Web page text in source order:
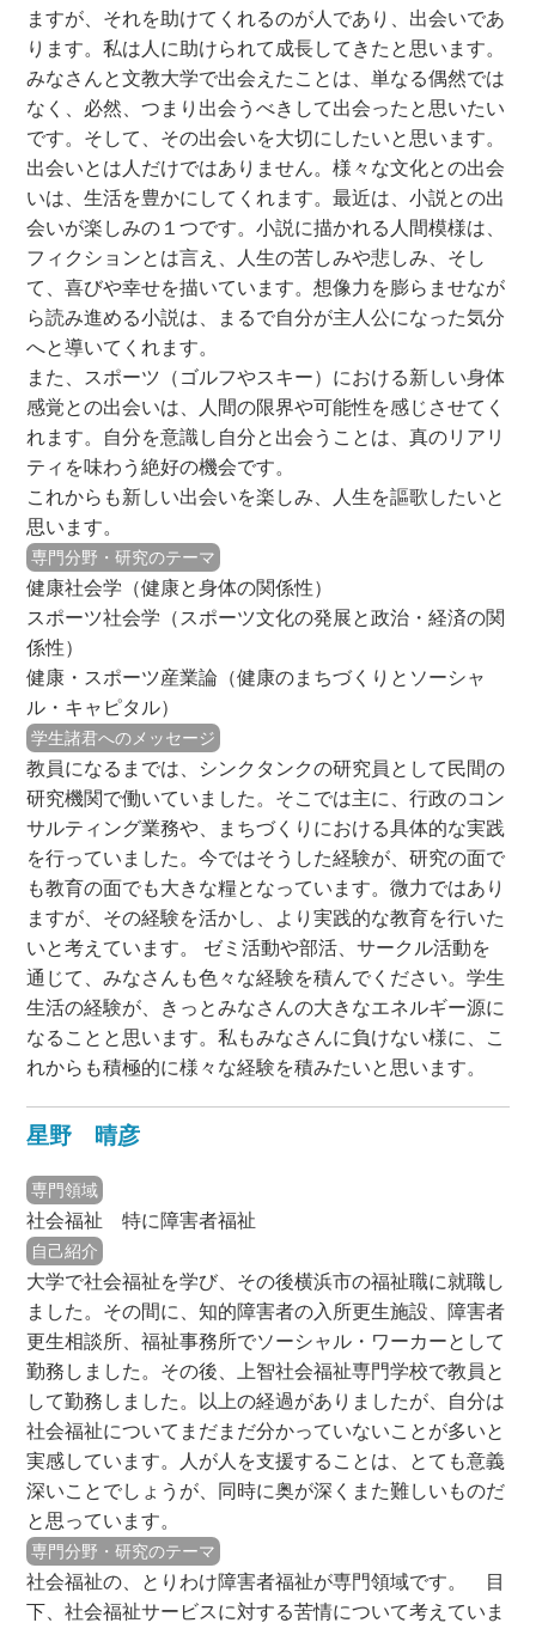
ますが、それを助けてくれるのが人であり、出会いであ
ります。私は人に助けられて成長してきたと思います。
みなさんと文教大学で出会えたことは、単なる偶然では
なく、必然、つまり出会うべきして出会ったと思いたい
です。そして、その出会いを大切にしたいと思います。
出会いとは人だけではありません。様々な文化との出会
いは、生活を豊かにしてくれます。最近は、小説との出
会いが楽しみの１つです。小説に描かれる人間模様は、
フィクションとは言え、人生の苦しみや悲しみ、そし
て、喜びや幸せを描いています。想像力を膨らませなが
ら読み進める小説は、まるで自分が主人公になった気分
へと導いてくれます。
また、スポーツ（ゴルフやスキー）における新しい身体
感覚との出会いは、人間の限界や可能性を感じさせてく
れます。自分を意識し自分と出会うことは、真のリアリ
ティを味わう絶好の機会です。
これからも新しい出会いを楽しみ、人生を謳歌したいと
思います。
専門分野・研究のテーマ
健康社会学（健康と身体の関係性）
スポーツ社会学（スポーツ文化の発展と政治・経済の関
係性）
健康・スポーツ産業論（健康のまちづくりとソーシャ
ル・キャピタル）
学生諸君へのメッセージ
教員になるまでは、シンクタンクの研究員として民間の
研究機関で働いていました。そこでは主に、行政のコン
サルティング業務や、まちづくりにおける具体的な実践
を行っていました。今ではそうした経験が、研究の面で
も教育の面でも大きな糧となっています。微力ではあり
ますが、その経験を活かし、より実践的な教育を行いた
いと考えています。 ゼミ活動や部活、サークル活動を
通じて、みなさんも色々な経験を積んでください。学生
生活の経験が、きっとみなさんの大きなエネルギー源に
なることと思います。私もみなさんに負けない様に、こ
れからも積極的に様々な経験を積みたいと思います。
星野 晴彦
専門領域
社会福祉 特に障害者福祉
自己紹介
大学で社会福祉を学び、その後横浜市の福祉職に就職し
ました。その間に、知的障害者の入所更生施設、障害者
更生相談所、福祉事務所でソーシャル・ワーカーとして
勤務しました。その後、上智社会福祉専門学校で教員と
して勤務しました。以上の経過がありましたが、自分は
社会福祉についてまだまだ分かっていないことが多いと
実感しています。人が人を支援することは、とても意義
深いことでしょうが、同時に奥が深くまた難しいものだ
と思っています。
専門分野・研究のテーマ
社会福祉の、とりわけ障害者福祉が専門領域です。 目
下、社会福祉サービスに対する苦情について考えていま